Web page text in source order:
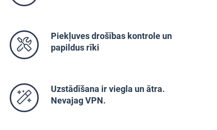
Piekļuves drošības kontrole un
papildus rīki
Uzstādīšana ir viegla un ātra.
Nevajag VPN.